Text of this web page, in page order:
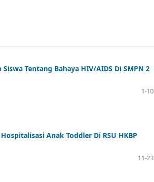
Tentang Bahaya HIV/AIDS Di SMPN 2
1-10
Anak Toddler Di RSU HKBP
11-23